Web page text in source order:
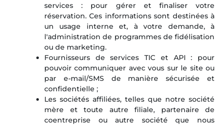
services : pour gérer et finaliser votre
réservation. Ces informations sont destinées à
un usage interne et, à votre demande, à
l'administration de programmes de fidélisation
ou de marketing.
Fournisseurs de services TIC et API : pour
pouvoir communiquer avec vous sur le site ou
par e-mail/SMS de manière sécurisée et
confidentielle ;
Les sociétés affiliées, telles que notre société
mère et toute autre filiale, partenaire de
coentreprise ou autre société que nous